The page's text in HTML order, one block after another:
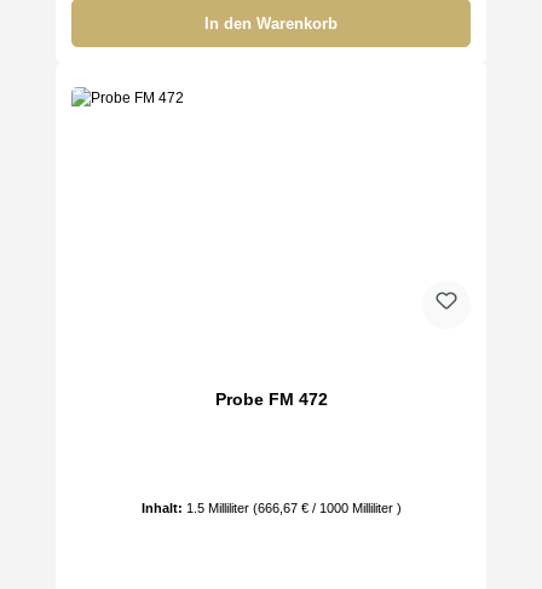
In den Warenkorb
Probe FM 472
Inhalt: 1.5 Milliliter (666,67 € / 1000 Milliliter )